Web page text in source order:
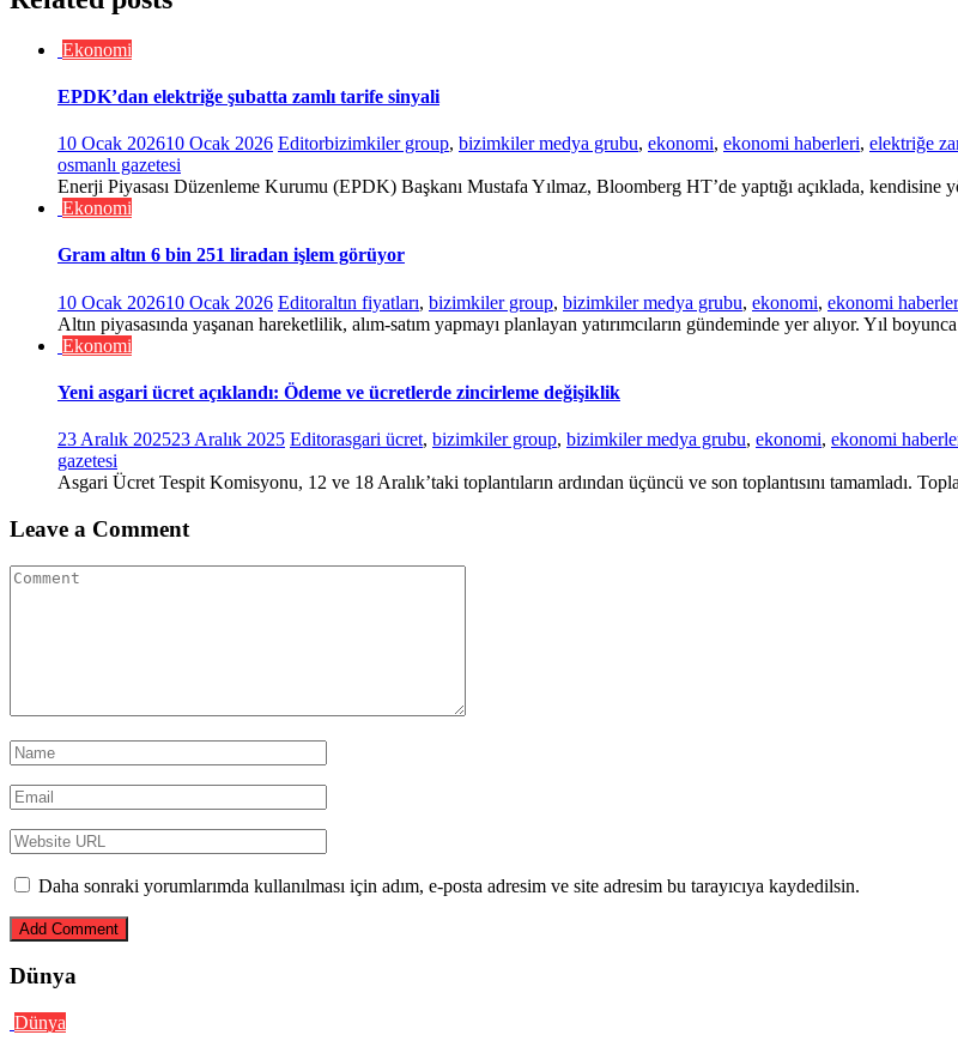
Ekonomi
EPDK’dan elektriğe şubatta zamlı tarife sinyali
10 Ocak 202610 Ocak 2026 Editorbizimkiler group, bizimkiler medya grubu, ekonomi, ekonomi haberleri, elektriğe
osmanlı gazetesi
Enerji Piyasası Düzenleme Kurumu (EPDK) Başkanı Mustafa Yılmaz, Bloomberg HT’de yaptığı açıklada, kendisine
Ekonomi
Gram altın 6 bin 251 liradan işlem görüyor
10 Ocak 202610 Ocak 2026 Editoraltın fiyatları, bizimkiler group, bizimkiler medya grubu, ekonomi, ekonomi
Altın piyasasında yaşanan hareketlilik, alım-satım yapmayı planlayan yatırımcıların gündeminde yer alıyor. Yıl
Ekonomi
Yeni asgari ücret açıklandı: Ödeme ve ücretlerde zincirleme değişiklik
23 Aralık 202523 Aralık 2025 Editorasgari ücret, bizimkiler group, bizimkiler medya grubu, ekonomi, ekonomi
gazetesi
Asgari Ücret Tespit Komisyonu, 12 ve 18 Aralık’taki toplantıların ardından üçüncü ve son toplantısını tamamladı.
Leave a Comment
Daha sonraki yorumlarımda kullanılması için adım, e-posta adresim ve site adresim bu tarayıcıya kaydedilsin.
Dünya
Dünya